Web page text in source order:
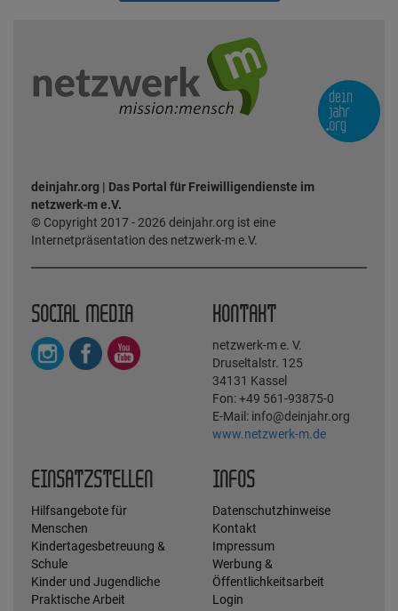
deinjahr.org | Das Portal für Freiwilligendienste im
netzwerk-m e.V.
© Copyright 2017 - 2026 deinjahr.org ist eine
Internetpräsentation des netzwerk-m e.V.
SOCIAL MEDIA KONTAKT
netzwerk-m e. V.
Druseltalstr. 125
34131 Kassel
Fon: +49 561-93875-0
E-Mail: info@deinjahr.org
www.netzwerk-m.de
EINSATZSTELLEN
Hilfsangebote für
Menschen
Kindertagesbetreuung &
Schule
Kinder und Jugendliche
Praktische Arbeit
INFOS
Datenschutzhinweise
Kontakt
Impressum
Werbung &
Öffentlichkeitsarbeit
Login